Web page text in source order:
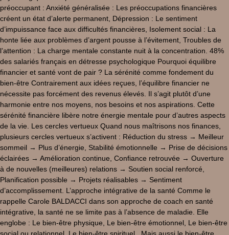
préoccupant : Anxiété généralisée : Les préoccupations financières
créent un état d’alerte permanent, Dépression : Le sentiment
d’impuissance face aux difficultés financières, Isolement social : La
honte liée aux problèmes d’argent pousse à l’évitement, Troubles de
l’attention : La charge mentale constante nuit à la concentration. 48%
des salariés français en détresse psychologique Pourquoi équilibre
financier et santé vont de pair ? La sérénité comme fondement du
bien-être Contrairement aux idées reçues, l’équilibre financier ne
nécessite pas forcément des revenus élevés. Il s’agit plutôt d’une
harmonie entre nos moyens, nos besoins et nos aspirations. Cette
sérénité financière libère notre énergie mentale pour d’autres aspects
de la vie. Les cercles vertueux Quand nous maîtrisons nos finances,
plusieurs cercles vertueux s’activent : Réduction du stress → Meilleur
sommeil → Plus d’énergie, Stabilité émotionnelle → Prise de décisions
éclairées → Amélioration continue, Confiance retrouvée → Ouverture
à de nouvelles (meilleures) relations → Soutien social renforcé,
Planification possible → Projets réalisables → Sentiment
d’accomplissement. L’approche intégrative de la santé Comme le
rappelle Carole BALDACCI dans son approche de coach en santé
intégrative, la santé ne se limite pas à l’absence de maladie. Elle
englobe : Le bien-être physique, Le bien-être émotionnel, Le bien-être